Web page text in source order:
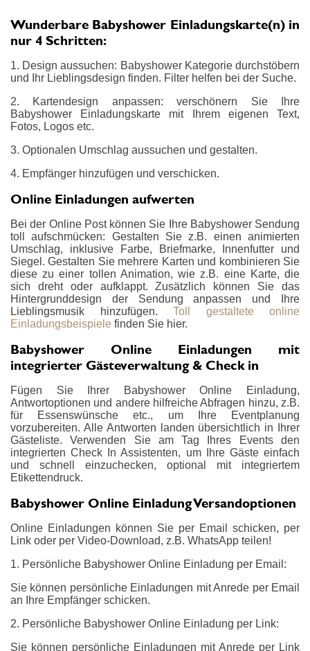
Wunderbare Babyshower Einladungskarte(n) in
nur 4 Schritten:
1. Design aussuchen: Babyshower Kategorie durchstöbern
und Ihr Lieblingsdesign finden. Filter helfen bei der Suche.
2. Kartendesign anpassen: verschönern Sie Ihre
Babyshower Einladungskarte mit Ihrem eigenen Text,
Fotos, Logos etc.
3. Optionalen Umschlag aussuchen und gestalten.
4. Empfänger hinzufügen und verschicken.
Online Einladungen aufwerten
Bei der Online Post können Sie Ihre Babyshower Sendung
toll aufschmücken: Gestalten Sie z.B. einen animierten
Umschlag, inklusive Farbe, Briefmarke, Innenfutter und
Siegel. Gestalten Sie mehrere Karten und kombinieren Sie
diese zu einer tollen Animation, wie z.B. eine Karte, die
sich dreht oder aufklappt. Zusätzlich können Sie das
Hintergrunddesign der Sendung anpassen und Ihre
Lieblingsmusik hinzufügen. Toll gestaltete online
Einladungsbeispiele finden Sie hier.
Babyshower Online Einladungen mit
integrierter Gästeverwaltung & Check in
Fügen Sie Ihrer Babyshower Online Einladung,
Antwortoptionen und andere hilfreiche Abfragen hinzu, z.B.
für Essenswünsche etc., um Ihre Eventplanung
vorzubereiten. Alle Antworten landen übersichtlich in Ihrer
Gästeliste. Verwenden Sie am Tag Ihres Events den
integrierten Check In Assistenten, um Ihre Gäste einfach
und schnell einzuchecken, optional mit integriertem
Etikettendruck.
Babyshower Online Einladung Versandoptionen
Online Einladungen können Sie per Email schicken, per
Link oder per Video-Download, z.B. WhatsApp teilen!
1. Persönliche Babyshower Online Einladung per Email:
Sie können persönliche Einladungen mit Anrede per Email
an Ihre Empfänger schicken.
2. Persönliche Babyshower Online Einladung per Link:
Sie können persönliche Einladungen mit Anrede per Link